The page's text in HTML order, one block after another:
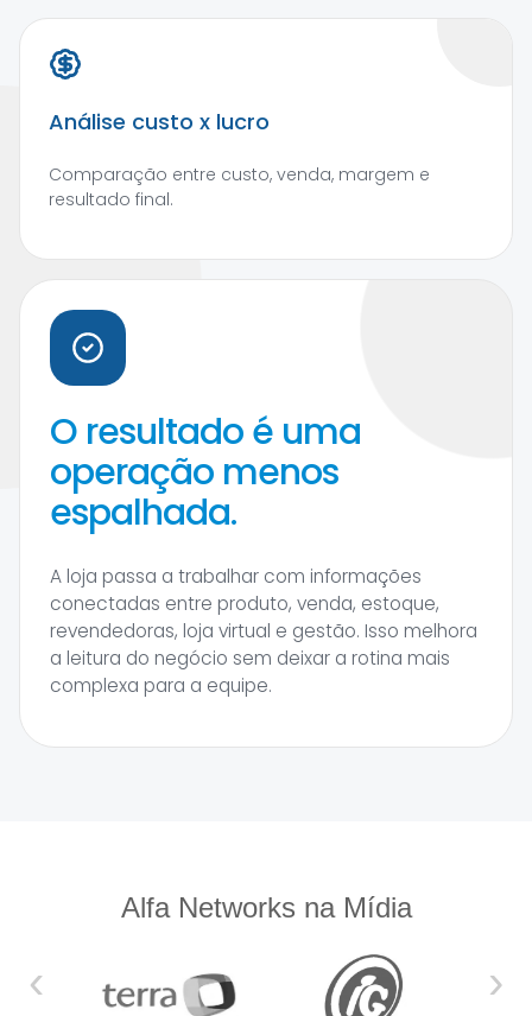
Análise custo x lucro
Comparação entre custo, venda, margem e
resultado final.
O resultado é uma
operação menos
espalhada.
A loja passa a trabalhar com informações
conectadas entre produto, venda, estoque,
revendedoras, loja virtual e gestão. Isso melhora
a leitura do negócio sem deixar a rotina mais
complexa para a equipe.
Alfa Networks na Mídia
‹ ›